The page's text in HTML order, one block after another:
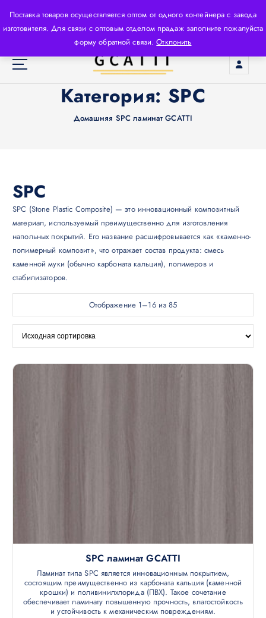
Поставка товаров осуществляется оптом от одного контейнера с завода
изготовителя. Для связи с оптовым отделом прадаж заполните пожалуйста
форму обратной связи.Отклонить
р
класса, используя новейшие технологии и
Категория: SPC
Домашняя SPC ламинат GCATTI
SPC
SPC (Stone Plastic Composite) — это инновационный композитный
материал, используемый преимущественно для изготовления
напольных покрытий. Его название расшифровывается как «каменно-
полимерный композит», что отражает состав продукта: смесь
каменной муки (обычно карбоната кальция), полимеров и
стабилизаторов.
Отображение 1–16 из 85
SPC ламинат GCATTI
Ламинат типа SPC является инновационным покрытием,
состоящим преимущественно из карбоната кальция (каменной
крошки) и поливинилхлорида (ПВХ). Такое сочетание
обеспечивает ламинату повышенную прочность, влагостойкость
и устойчивость к механическим повреждениям.